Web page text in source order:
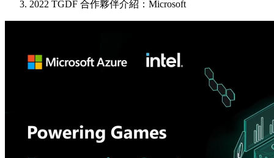
2022 TGDF 合作夥伴介紹：Microsoft